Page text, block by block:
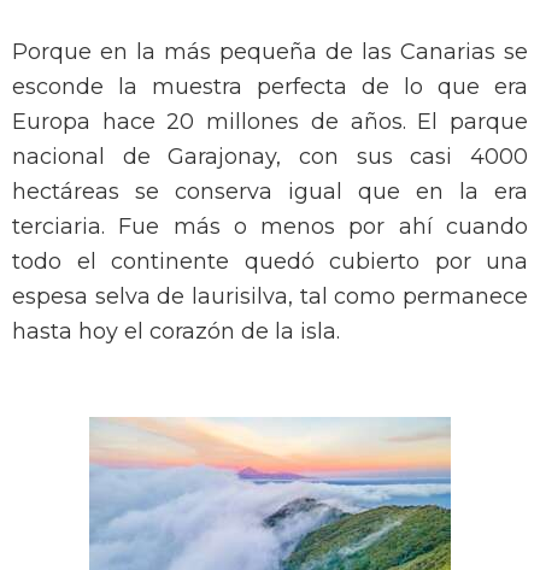
Porque en la más pequeña de las Canarias se
esconde la muestra perfecta de lo que era
Europa hace 20 millones de años. El parque
nacional de Garajonay, con sus casi 4000
hectáreas se conserva igual que en la era
terciaria. Fue más o menos por ahí cuando
todo el continente quedó cubierto por una
espesa selva de laurisilva, tal como permanece
hasta hoy el corazón de la isla.